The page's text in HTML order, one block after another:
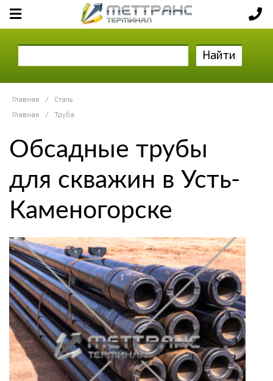
Найти
Главная /
Сталь
Главная
/ Труба
Обсадные трубы
для скважин в Усть-
Каменогорске